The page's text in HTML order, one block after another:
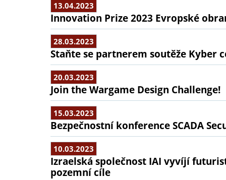
13.04.2023
Innovation Prize 2023 Evropské
28.03.2023
Staňte se partnerem soutěže Kyber
20.03.2023
Join the Wargame Design Challenge!
15.03.2023
Bezpečnostní konference SCADA
10.03.2023
Izraelská společnost IAI vyvíjí
pozemní cíle